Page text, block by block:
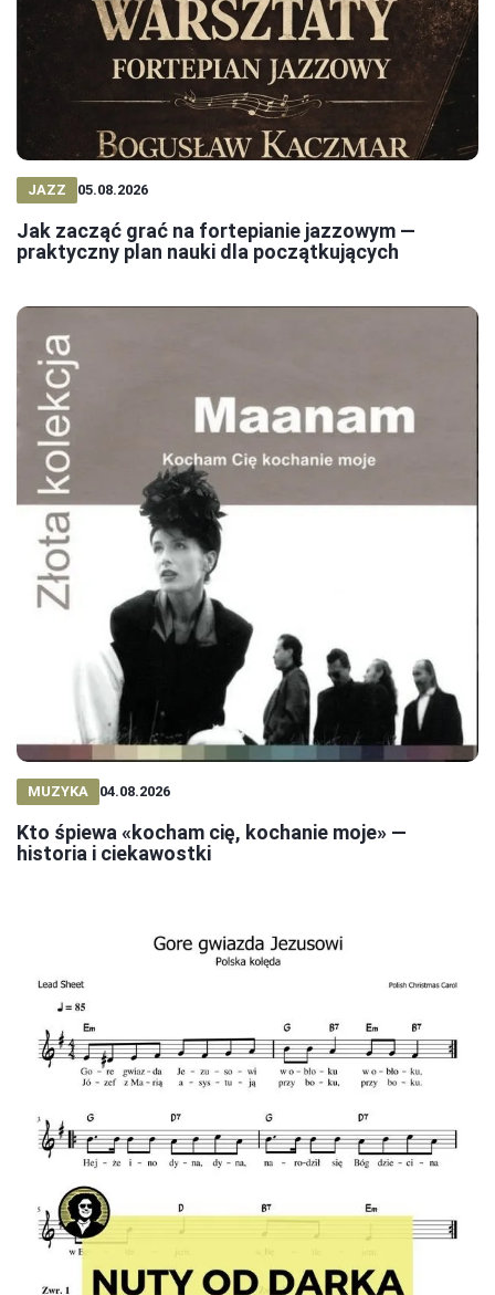
JAZZ 05.08.2026
Jak zacząć grać na fortepianie jazzowym —
praktyczny plan nauki dla początkujących
MUZYKA 04.08.2026
Kto śpiewa «kocham cię, kochanie moje» —
historia i ciekawostki